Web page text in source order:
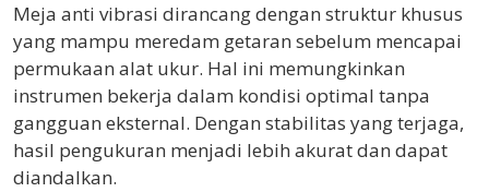
Meja anti vibrasi dirancang dengan struktur khusus
yang mampu meredam getaran sebelum mencapai
permukaan alat ukur. Hal ini memungkinkan
instrumen bekerja dalam kondisi optimal tanpa
gangguan eksternal. Dengan stabilitas yang terjaga,
hasil pengukuran menjadi lebih akurat dan dapat
diandalkan.